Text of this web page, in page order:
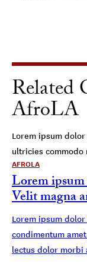
Related
AfroLA
Lorem ipsum
ultricies commodo
AFROLA
Lorem
Velit magna
Lorem ipsum
condimentum
lectus dolor morbi